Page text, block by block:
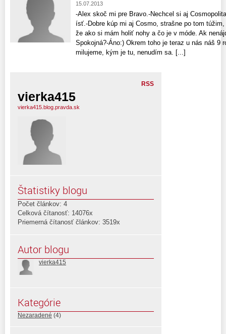
15.07.2013
-Alex skoč mi pre Bravo.-Nechcel si aj
ísť.-Dobre kúp mi aj Cosmo, strašne po tom
že ako si mám holiť nohy a čo je v móde. Ak
Spokojná?-Áno:) Okrem toho je teraz u nás náš 9
milujeme, kým je tu, nenudím sa. [...]
RSS
vierka415
vierka415.blog.pravda.sk
Štatistiky blogu
Počet článkov: 4
Celková čítanosť: 14076x
Priemerná čítanosť článkov: 3519x
Autor blogu
vierka415
Kategórie
Nezaradené (4)